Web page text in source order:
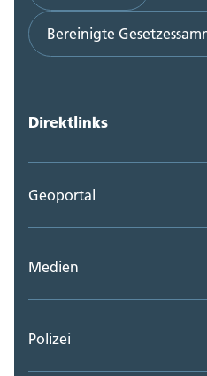
Bereinigte
Direktlinks
Geoportal
Medien
Polizei